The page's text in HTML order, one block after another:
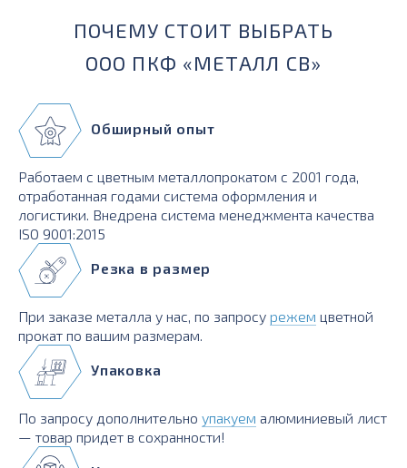
ПОЧЕМУ СТОИТ ВЫБРАТЬ
ООО ПКФ «МЕТАЛЛ СВ»
Обширный опыт
Работаем с цветным металлопрокатом с 2001 года,
отработанная годами система оформления и
логистики. Внедрена система менеджмента качества
ISO 9001:2015
Резка в размер
При заказе металла у нас, по запросу режем цветной
прокат по вашим размерам.
Упаковка
По запросу дополнительно упакуем алюминиевый лист
— товар придет в сохранности!